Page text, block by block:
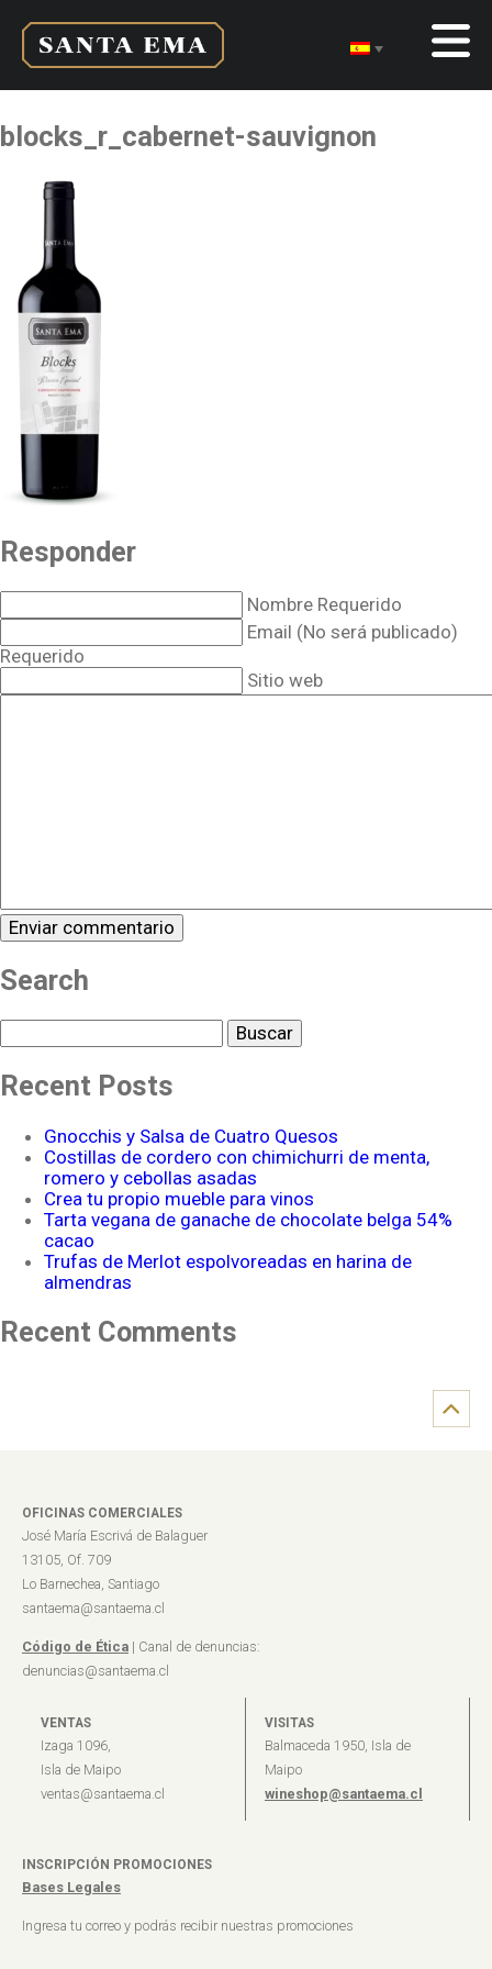
blocks_r_cabernet-sauvignon
Responder
Nombre Requerido
Email (No será publicado)
Requerido
Sitio web
Search
Recent Posts
Gnocchis y Salsa de Cuatro Quesos
Costillas de cordero con chimichurri de menta,
romero y cebollas asadas
Crea tu propio mueble para vinos
Tarta vegana de ganache de chocolate belga 54%
cacao
Trufas de Merlot espolvoreadas en harina de
almendras
Recent Comments
OFICINAS COMERCIALES
José María Escrivá de Balaguer
13105, Of. 709
Lo Barnechea, Santiago
santaema@santaema.cl
Código de Ética | Canal de denuncias:
denuncias@santaema.cl
VENTAS
Izaga 1096,
Isla de Maipo
ventas@santaema.cl
VISITAS
Balmaceda 1950, Isla de
Maipo
wineshop@santaema.cl
INSCRIPCIÓN PROMOCIONES
Bases Legales
Ingresa tu correo y podrás recibir nuestras promociones